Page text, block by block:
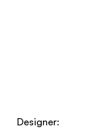
Designer: